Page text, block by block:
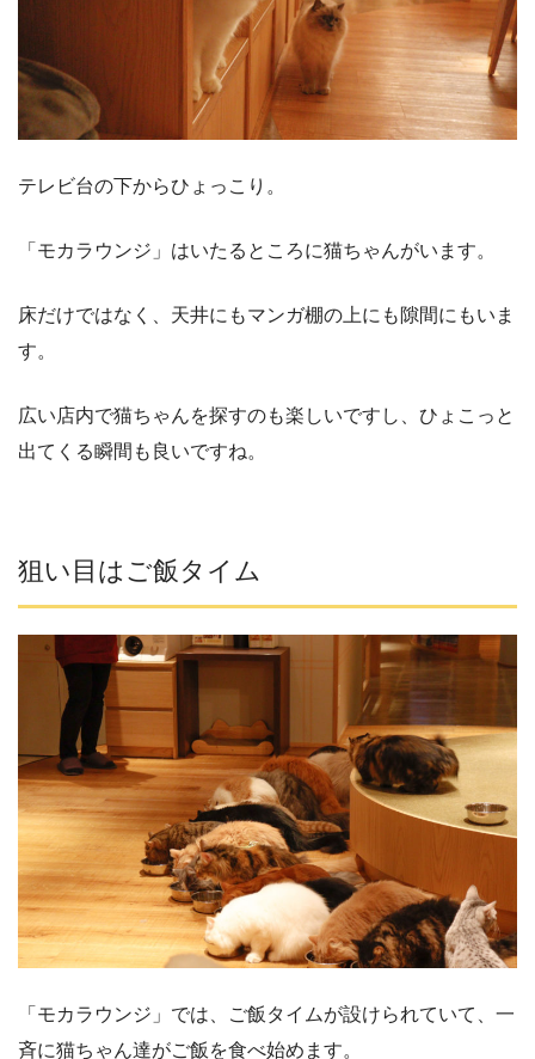
テレビ台の下からひょっこり。
「モカラウンジ」はいたるところに猫ちゃんがいます。
床だけではなく、天井にもマンガ棚の上にも隙間にもいま
す。
広い店内で猫ちゃんを探すのも楽しいですし、ひょこっと
出てくる瞬間も良いですね。
狙い目はご飯タイム
「モカラウンジ」では、ご飯タイムが設けられていて、一
斉に猫ちゃん達がご飯を食べ始めます。